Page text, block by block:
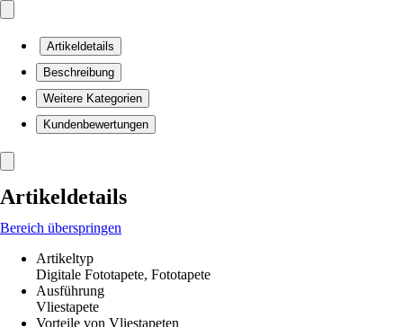
Artikeldetails
Beschreibung
Weitere Kategorien
Kundenbewertungen
Artikeldetails
Bereich überspringen
Artikeltyp
Digitale Fototapete, Fototapete
Ausführung
Vliestapete
Vorteile von Vliestapeten